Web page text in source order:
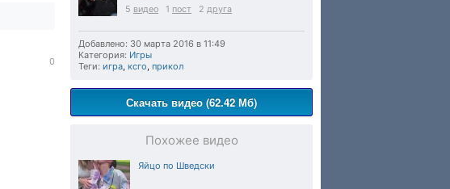
5 видео 1 пост 2 друга
Добавлено: 30 марта 2016 в 11:49
Категория: Игры
Теги: игра, ксго, прикол
Скачать видео (62.42 Мб)
Похожее видео
Яйцо по Шведски
0